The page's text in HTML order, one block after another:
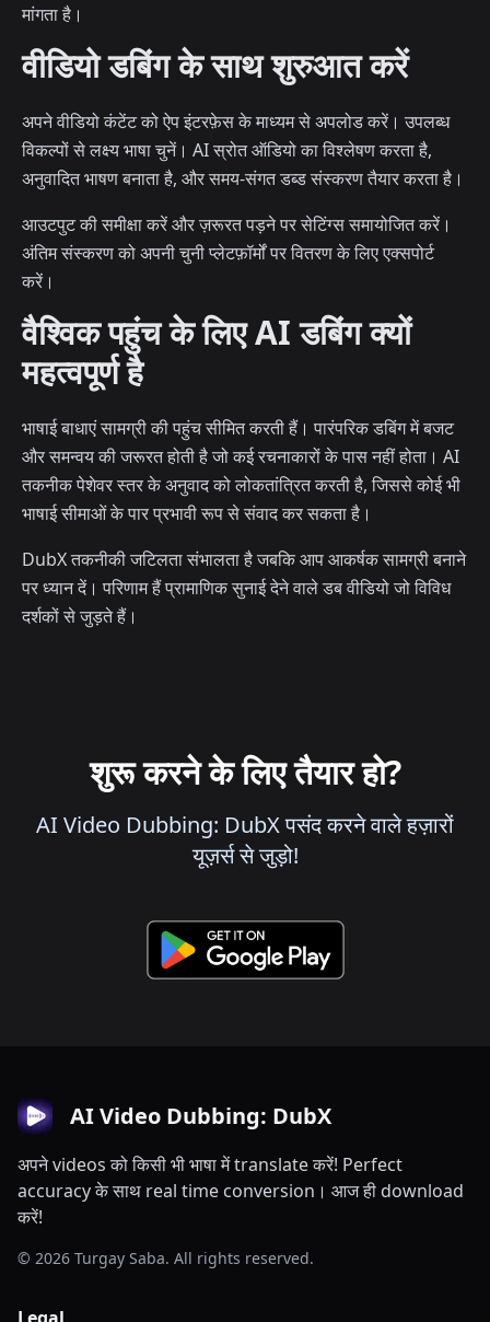
मांगता है।
वीडियो डबिंग के साथ शुरुआत करें
अपने वीडियो कंटेंट को ऐप इंटरफ़ेस के माध्यम से अपलोड करें। उपलब्ध
विकल्पों से लक्ष्य भाषा चुनें। AI स्रोत ऑडियो का विश्लेषण करता है,
अनुवादित भाषण बनाता है, और समय-संगत डब्ड संस्करण तैयार करता है।
आउटपुट की समीक्षा करें और ज़रूरत पड़ने पर सेटिंग्स समायोजित करें।
अंतिम संस्करण को अपनी चुनी प्लेटफ़ॉर्मों पर वितरण के लिए एक्सपोर्ट
करें।
वैश्विक पहुंच के लिए AI डबिंग क्यों
महत्वपूर्ण है
भाषाई बाधाएं सामग्री की पहुंच सीमित करती हैं। पारंपरिक डबिंग में बजट
और समन्वय की जरूरत होती है जो कई रचनाकारों के पास नहीं होता। AI
तकनीक पेशेवर स्तर के अनुवाद को लोकतांत्रित करती है, जिससे कोई भी
भाषाई सीमाओं के पार प्रभावी रूप से संवाद कर सकता है।
DubX तकनीकी जटिलता संभालता है जबकि आप आकर्षक सामग्री बनाने
पर ध्यान दें। परिणाम हैं प्रामाणिक सुनाई देने वाले डब वीडियो जो विविध
दर्शकों से जुड़ते हैं।
शुरू करने के लिए तैयार हो?
AI Video Dubbing: DubX पसंद करने वाले हज़ारों
यूज़र्स से जुड़ो!
AI Video Dubbing: DubX
अपने videos को किसी भी भाषा में translate करें! Perfect
accuracy के साथ real time conversion। आज ही download
करें!
© 2026 Turgay Saba. All rights reserved.